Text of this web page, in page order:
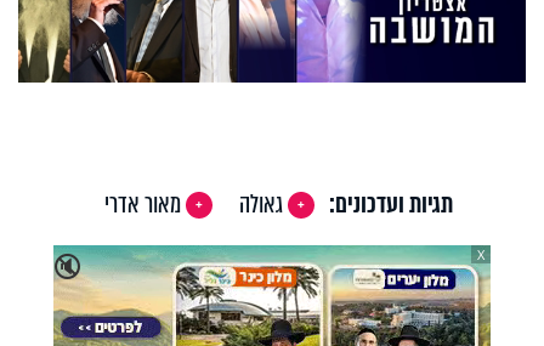
תגיות ועדכונים: גאולה
מאור אדרי
🔇
X